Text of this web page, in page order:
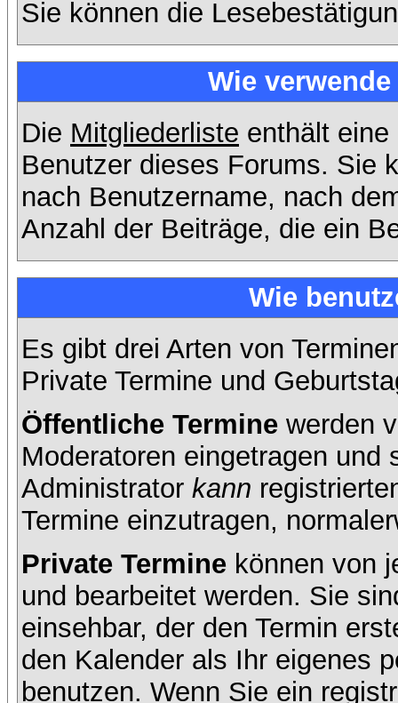
Sie können die
Wie
Die Mitgliederliste enthält
Benutzer dieses Forums. Sie
nach Benutzername, nach
Anzahl der Beiträge, die ein
Wie
Es gibt drei Arten von
Private Termine und
Öffentliche Termine werden
Moderatoren eingetragen und
Administrator kann
Termine einzutragen,
Private Termine können von
und bearbeitet werden. Sie
einsehbar, der den Termin
den Kalender als Ihr eigenes
benutzen. Wenn Sie ein